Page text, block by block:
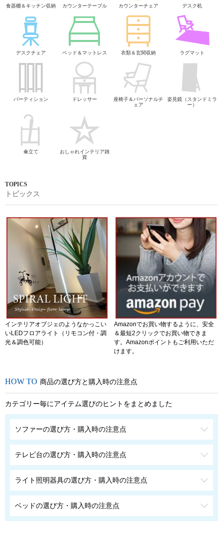
食器棚＆キッチン収納 カウンターテーブル カウンターチェア デスク机
デスクチェア ベッド＆マットレス 衣類＆玄関収納 ラグマット
パーティション ドレッサー
座椅子＆パーソナルチ
ェア
姿見鏡（スタンドミラ
ー）
傘立て
おしゃれインテリア雑
貨
トピックス
インテリアオブジェのようなかっこい
いLEDフロアライト（リモコン付・調
光＆調色可能）
Amazonでお買い物するように、安全
＆最短2クリックでお買い物できま
す。Amazonポイントもご利用いただ
けます。
商品の選び方と購入時の注意点
カテゴリー毎にアイテム選びのヒントをまとめました
ソファーの選び方・購入時の注意点
テレビ台の選び方・購入時の注意点
ライト照明器具の選び方・購入時の注意点
ベッドの選び方・購入時の注意点